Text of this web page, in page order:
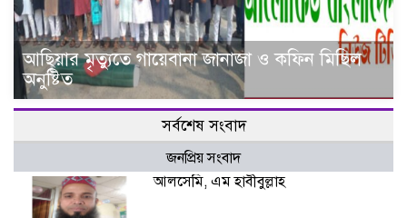
আ‌ছিয়ার মৃত‌্যু‌তে গা‌য়েব‌ানা জানাজা ও ক‌ফিন মি‌ছিল
অনু‌ষ্টিত
সর্বশেষ সংবাদ
জনপ্রিয় সংবাদ
আলসেমি, এম হাবীবুল্লাহ